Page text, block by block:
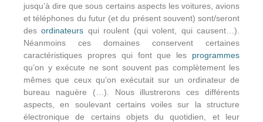
jusqu’à dire que sous certains aspects les voitures, avions
et téléphones du futur (et du présent souvent) sont/seront
desordinateurs qui roulent (qui volent, qui causent…).
Néanmoins ces domaines conservent certaines
caractéristiques propres qui font que les programmes
qu’on y exécute ne sont souvent pas complètement les
mêmes que ceux qu’on exécutait sur un ordinateur de
bureau naguère (…). Nous illustrerons ces différents
aspects, en soulevant certains voiles sur la structure
électronique de certains objets du quotidien, et leur